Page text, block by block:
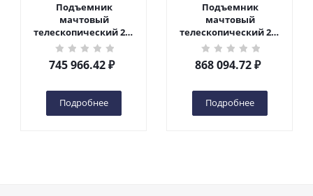
Подъемник
мачтовый
телескопический 200
кг 10 м TOR GTWY10-
200S DC 2-мачтовый
(автономный) (N) в
745 966.42₽
Подробнее
Подъемник
мачтовый
телескопический 200
кг 12 м TOR GTWY12-
200S DC 2-мачтовый
(автономный) (N) в
868 094.72₽
Подробнее